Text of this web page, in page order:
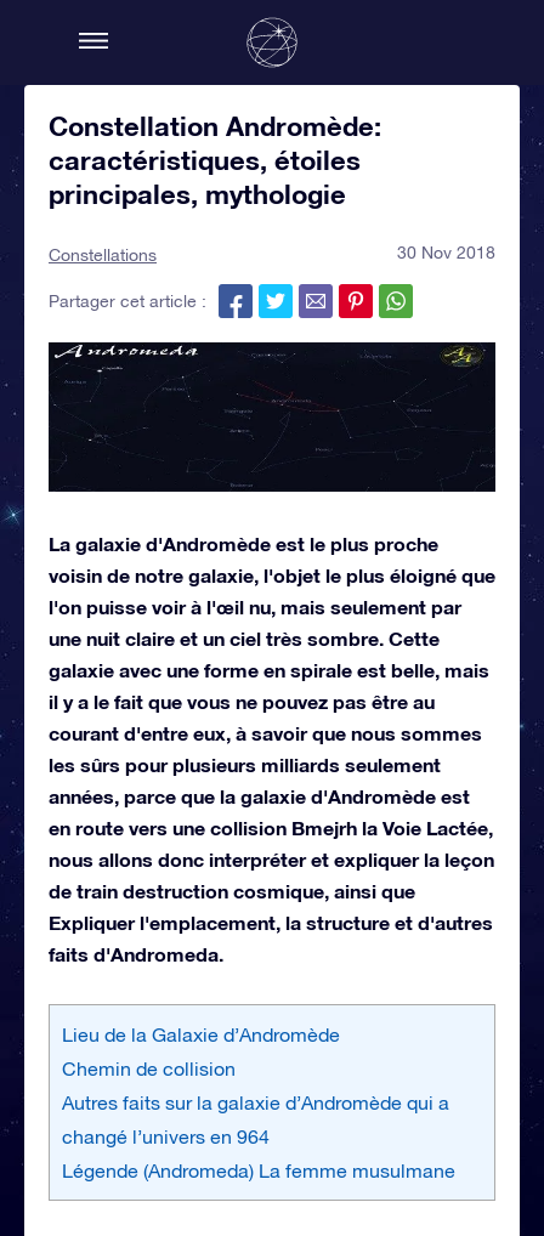
Constellation Andromède:
caractéristiques, étoiles
principales, mythologie
Constellations 30 Nov 2018
Partager cet article :
La galaxie d'Andromède est le plus proche
voisin de notre galaxie, l'objet le plus éloigné que
l'on puisse voir à l'œil nu, mais seulement par
une nuit claire et un ciel très sombre. Cette
galaxie avec une forme en spirale est belle, mais
il y a le fait que vous ne pouvez pas être au
courant d'entre eux, à savoir que nous sommes
les sûrs pour plusieurs milliards seulement
années, parce que la galaxie d'Andromède est
en route vers une collision Bmejrh la Voie Lactée,
nous allons donc interpréter et expliquer la leçon
de train destruction cosmique, ainsi que
Expliquer l'emplacement, la structure et d'autres
faits d'Andromeda.
Lieu de la Galaxie d’Andromède
Chemin de collision
Autres faits sur la galaxie d’Andromède qui a
changé l’univers en 964
Légende (Andromeda) La femme musulmane